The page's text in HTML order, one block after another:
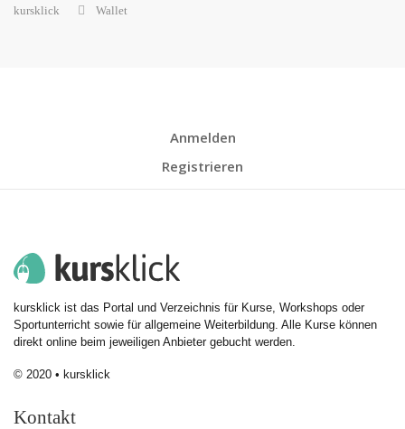
kursklick Wallet
Anmelden
Registrieren
kursklick ist das Portal und Verzeichnis für Kurse, Workshops oder
Sportunterricht sowie für allgemeine Weiterbildung. Alle Kurse können
direkt online beim jeweiligen Anbieter gebucht werden.
© 2020 • kursklick
Kontakt